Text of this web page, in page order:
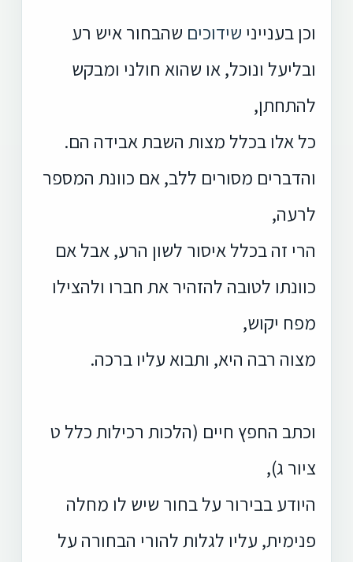
וכן בענייני שידוכים שהבחור איש רע
ובליעל ונוכל, או שהוא חולני ומבקש
להתחתן,
כל אלו בכלל מצות השבת אבידה הם.
והדברים מסורים ללב, אם כוונת המספר
לרעה,
הרי זה בכלל איסור לשון הרע, אבל אם
כוונתו לטובה להזהיר את חברו ולהצילו
מפח יקוש,
מצוה רבה היא, ותבוא עליו ברכה.
וכתב החפץ חיים (הלכות רכילות כלל ט
ציור ג),
היודע בבירור על בחור שיש לו מחלה
פנימית, עליו לגלות להורי הבחורה על